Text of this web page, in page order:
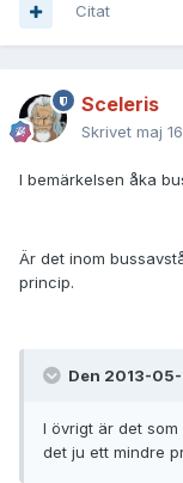
Citat
Sceleris
Skrivet maj
I bemärkelsen åka
Är det inom
princip.
Den 2013-
I övrigt är det som
det ju ett mindre